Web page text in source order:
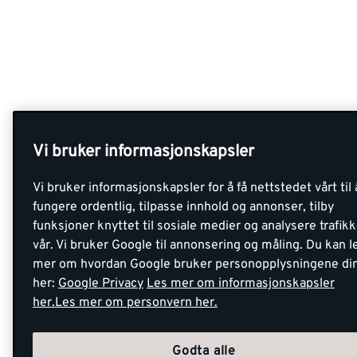
Vi bruker informasjonskapsler
Vi bruker informasjonskapsler for å få nettstedet vårt til
fungere ordentlig, tilpasse innhold og annonser, tilby
funksjoner knyttet til sosiale medier og analysere
vår. Vi bruker Google til annonsering og måling. Du kan
mer om hvordan Google bruker personopplysningene
her: Google Privacy Les mer om informasjonskapsler
her.Les mer om personvern her.
Godta alle